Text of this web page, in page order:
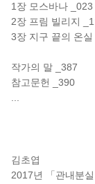
1장 모스바나 _023
2장 프림 빌리지
3장 지구 끝의 온실
작가의 말 _387
참고문헌 _390
김초엽
2017년 「관내분